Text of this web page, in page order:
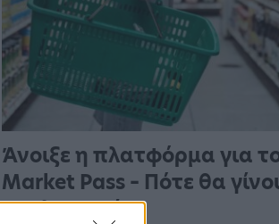
Άνοιξε η πλατφόρμα για
Market Pass – Πότε θα
οι πληρωμές